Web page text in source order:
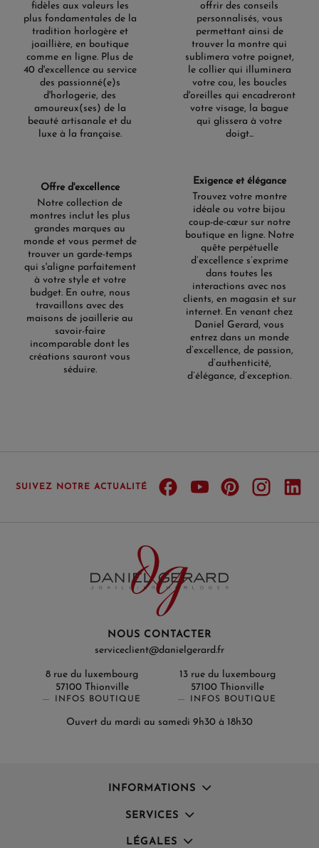
fidèles aux valeurs les
plus fondamentales de la
tradition horlogère et
joaillière, en boutique
comme en ligne. Plus de
40 d'excellence au service
des passionné(e)s
d'horlogerie, des
amoureux(ses) de la
beauté artisanale et du
luxe à la française.
offrir des conseils
personnalisés, vous
permettant ainsi de
trouver la montre qui
sublimera votre poignet,
le collier qui illuminera
votre cou, les boucles
d'oreilles qui encadreront
votre visage, la bague
qui glissera à votre
doigt...
Offre d'excellence
Notre collection de
montres inclut les plus
grandes marques au
monde et vous permet de
trouver un garde-temps
qui s'aligne parfaitement
à votre style et votre
budget. En outre, nous
travaillons avec des
maisons de joaillerie au
savoir-faire
incomparable dont les
créations sauront vous
séduire.
Exigence et élégance
Trouvez votre montre
idéale ou votre bijou
coup-de-cœur sur notre
boutique en ligne. Notre
quête perpétuelle
d’excellence s’exprime
dans toutes les
interactions avec nos
clients, en magasin et sur
internet. En venant chez
Daniel Gerard, vous
entrez dans un monde
d’excellence, de passion,
d’authenticité,
d’élégance, d’exception.
SUIVEZ NOTRE ACTUALITÉ
NOUS CONTACTER
serviceclient@danielgerard.fr
8 rue du luxembourg
57100 Thionville
INFOS BOUTIQUE
13 rue du luxembourg
57100 Thionville
INFOS BOUTIQUE
Ouvert du mardi au samedi 9h30 à 18h30
INFORMATIONS
SERVICES
LÉGALES